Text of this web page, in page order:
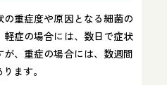
重症度や原因となる細菌の
症の場合には、数日で症状
、重症の場合には、数週間
ます。